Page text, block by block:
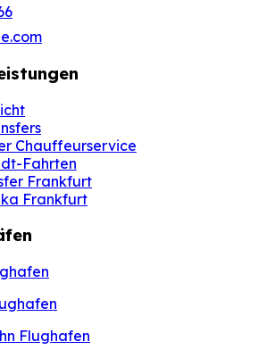
Chauffeurservice
Fahrten
Frankfurt
Frankfurt
Flughafen